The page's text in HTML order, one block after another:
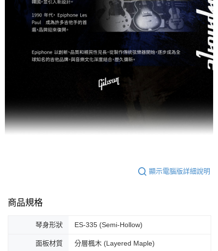
顯示電腦版詳細說明
商品規格
琴身形狀 ES-335 (Semi-Hollow)
面板材質 分層楓木 (Layered Maple)